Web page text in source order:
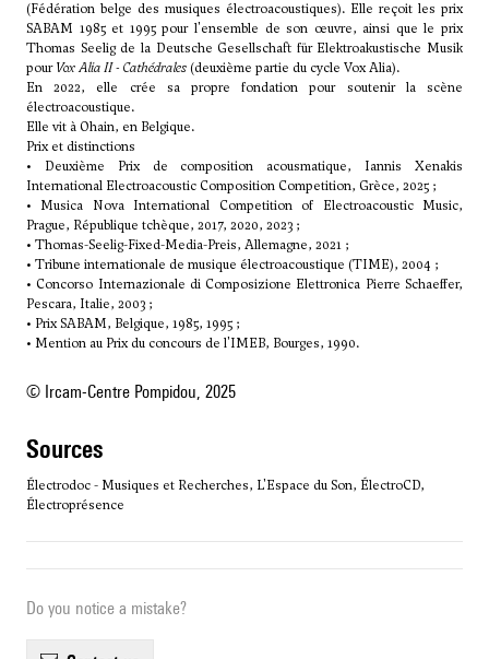
(Fédération belge des musiques électroacoustiques). Elle reçoit les prix
SABAM 1985 et 1995 pour l'ensemble de son œuvre, ainsi que le prix
Thomas Seelig de la Deutsche Gesellschaft für Elektroakustische Musik
pourVox Alia II - Cathédrales (deuxième partie du cycle Vox Alia).
En 2022, elle crée sa propre fondation pour soutenir la scène
électroacoustique.
Elle vit à Ohain, en Belgique.
Prix et distinctions
• Deuxième Prix de composition acousmatique, Iannis Xenakis
International Electroacoustic Composition Competition, Grèce, 2025 ;
• Musica Nova International Competition of Electroacoustic Music,
Prague, République tchèque, 2017, 2020, 2023 ;
• Thomas-Seelig-Fixed-Media-Preis, Allemagne, 2021 ;
• Tribune internationale de musique électroacoustique (TIME), 2004 ;
• Concorso Internazionale di Composizione Elettronica Pierre Schaeffer,
Pescara, Italie, 2003 ;
• Prix SABAM, Belgique, 1985, 1995 ;
• Mention au Prix du concours de l'IMEB, Bourges, 1990.
© Ircam-Centre Pompidou, 2025
sources
Électrodoc - Musiques et Recherches, L'Espace du Son, ÉlectroCD,
Électroprésence
Do you notice a mistake?